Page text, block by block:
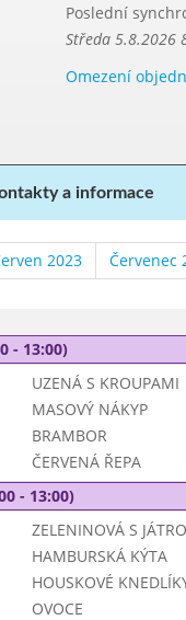
Poslední
Středa 5.8.2026
Omezení
a informace
2023 Červenec
- 13:00)
UZENÁ S KROUPAMI
MASOVÝ NÁKYP
BRAMBOR
ČERVENÁ ŘEPA
- 13:00)
ZELENINOVÁ S
HAMBURSKÁ KÝTA
HOUSKOVÉ
OVOCE